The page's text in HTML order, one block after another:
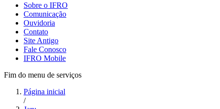
Sobre o IFRO
Comunicação
Ouvidoria
Contato
Site Antigo
Fale Conosco
IFRO Mobile
Fim do menu de serviços
Página inicial
/